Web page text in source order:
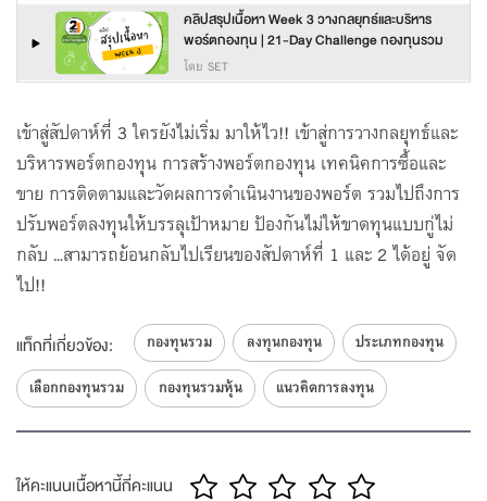
คลิปสรุปเนื้อหา Week 3 วางกลยุทธ์และบริหาร
พอร์ตกองทุน | 21-Day Challenge กองทุนรวม
โดย SET
เข้าสู่สัปดาห์ที่ 3 ใครยังไม่เริ่ม มาให้ไว!! เข้าสู่การวางกลยุทธ์และ
บริหารพอร์ตกองทุน การสร้างพอร์ตกองทุน เทคนิคการซื้อและ
ขาย การติดตามและวัดผลการดำเนินงานของพอร์ต รวมไปถึงการ
ปรับพอร์ตลงทุนให้บรรลุเป้าหมาย ป้องกันไม่ให้ขาดทุนแบบกู่ไม่
กลับ ...สามารถย้อนกลับไปเรียนของสัปดาห์ที่ 1 และ 2 ได้อยู่ จัด
ไป!!
แท็กที่เกี่ยวข้อง: กองทุนรวม ลงทุนกองทุน
ประเภทกองทุน
เลือกกองทุนรวม
กองทุนรวมหุ้น แนวคิดการลงทุน
ให้คะแนนเนื้อหานี้กี่คะแนน